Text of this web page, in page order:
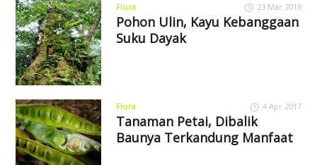
Flora 23 Mar 2018
Pohon Ulin, Kayu Kebanggaan
Suku Dayak
Flora 4 Apr 2017
Tanaman Petai, Dibalik
Baunya Terkandung Manfaat